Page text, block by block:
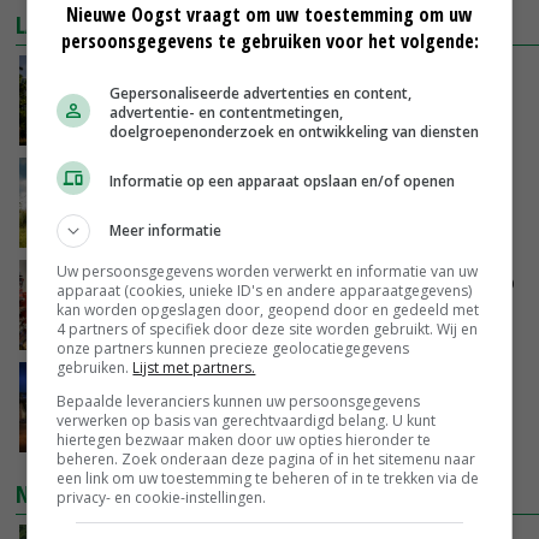
LAATSTE NIEUWS
minister spreekt van ‘ondernemersrisico’
GISTEREN, 16:27
‘Rendement van Krullvarkens komt van de
GISTEREN, 15:30
Oorlogen en El Niño stuwen voedselprijzen op
GISTEREN, 15:04
Nettowinst Royal A-ware onder druk ondanks
hogere omzet
GISTEREN, 14:35
NIEUWSTE VIDEO'S
Nieuwe Oogst vraagt om uw toestemming om uw
persoonsgegevens te gebruiken voor het volgende:
Gepersonaliseerde advertenties en content,
advertentie- en contentmetingen,
doelgroepenonderzoek en ontwikkeling van diensten
Informatie op een apparaat opslaan en/of openen
Meer informatie
Uw persoonsgegevens worden verwerkt en informatie van uw
apparaat (cookies, unieke ID's en andere apparaatgegevens)
kan worden opgeslagen door, geopend door en gedeeld met
4 partners of specifiek door deze site worden gebruikt. Wij en
onze partners kunnen precieze geolocatiegegevens
gebruiken. Lijst met partners.
Bepaalde leveranciers kunnen uw persoonsgegevens
verwerken op basis van gerechtvaardigd belang. U kunt
hiertegen bezwaar maken door uw opties hieronder te
beheren. Zoek onderaan deze pagina of in het sitemenu naar
een link om uw toestemming te beheren of in te trekken via de
privacy- en cookie-instellingen.